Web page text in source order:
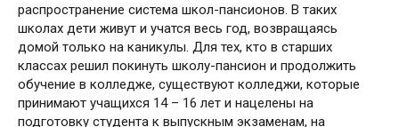
распространение система школ-пансионов. В таких
школах дети живут и учатся весь год, возвращаясь
домой только на каникулы. Для тех, кто в старших
классах решил покинуть школу-пансион и продолжить
обучение в колледже, существуют колледжи, которые
принимают учащихся 14 – 16 лет и нацелены на
подготовку студента к выпускным экзаменам, на